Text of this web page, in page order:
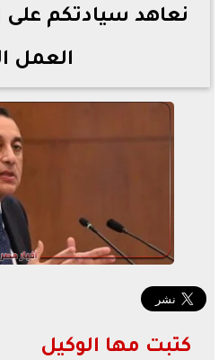
نعاهد سيادتكم
العمل
كتبت مها الوكيل